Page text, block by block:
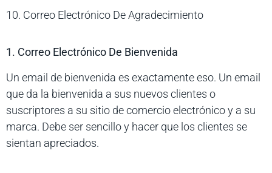
10. Correo Electrónico De Agradecimiento
1. Correo Electrónico De Bienvenida
Un email de bienvenida es exactamente eso. Un email
que da la bienvenida a sus nuevos clientes o
suscriptores a su sitio de comercio electrónico y a su
marca. Debe ser sencillo y hacer que los clientes se
sientan apreciados.